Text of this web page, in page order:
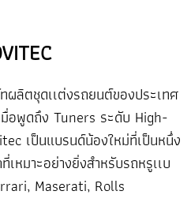
ดเเต่งรถยนต์ของประเทศ
มื่อพูดถึง Tuners ระดับ High-
เป็นแบรนด์น้องใหม่ที่เป็นหนึ่ง
หมาะอย่างยิ่งสำหรับรถหรูเเบ
Maserati, Rolls